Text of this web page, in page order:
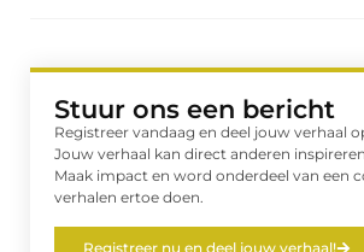
Stuur ons een bericht
Registreer vandaag en deel jouw verhaal
Jouw verhaal kan direct anderen
Maak impact en word onderdeel van een
verhalen ertoe doen.
Registreer nu en deel jouw verhaal!